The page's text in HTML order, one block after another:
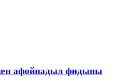
афойнадыл фидыны